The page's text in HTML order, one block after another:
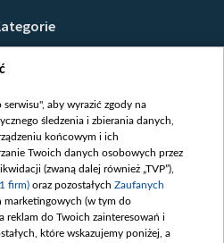
Opinie
/ Polska
Czytelnia
Europy
O nas
Kontakt
aby wyrazić zgody na
śledzenia i zbierania danych,
końcowym i ich
Twoich danych osobowych przez
(zwaną dalej również „TVP”),
firm) oraz pozostałych Zaufanych
marketingowych (w tym do
reklam do Twoich zainteresowań i
które wskazujemy poniżej, a